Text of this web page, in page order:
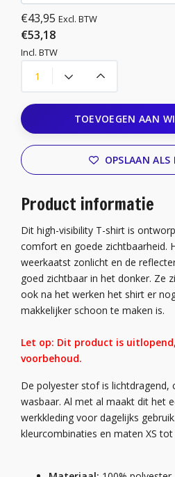
€43,95 Excl. BTW
€53,18
Incl. BTW
TOEVOEGEN AAN
OPSLAAN ALS
Product informatie
Dit high-visibility T-shirt is
comfort en goede zichtbaarheid.
weerkaatst zonlicht en de
goed zichtbaar in het donker. Ze
ook na het werken het shirt er
makkelijker schoon te maken is.
Let op: Dit product is
voorbehoud.
De polyester stof is
wasbaar. Al met al maakt dit het
werkkleding voor dagelijks
kleurcombinaties en maten XS tot